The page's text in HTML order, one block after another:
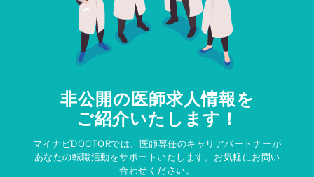
非公開の医師求人情報を
ご紹介いたします！
マイナビDOCTORでは、医師専任のキャリアパートナーが
あなたの転職活動をサポートいたします。お気軽にお問い
合わせください。